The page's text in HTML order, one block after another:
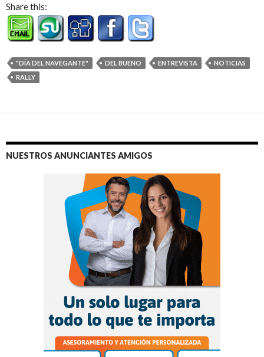
Share this:
"DÍA DEL NAVEGANTE" DEL BUENO ENTREVISTA
NOTICIAS
RALLY
NUESTROS ANUNCIANTES AMIGOS